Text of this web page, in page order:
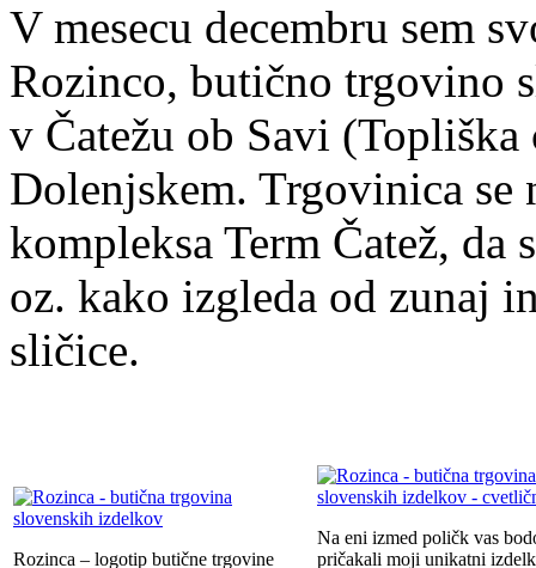
V mesecu decembru sem
Rozinco, butično trgovino
v Čatežu ob Savi
Dolenjskem. Trgovinica se
kompleksa Term Čatež,
oz. kako izgleda od zunaj
sličice.
Rozinca – logotip butične trgovine
Na eni izmed poličk vas
pričakali moji unikatni